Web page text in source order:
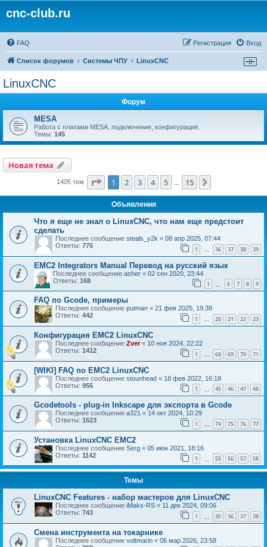
cnc-club.ru
FAQ Вход
Регистрация
Список форумов Системы ЧПУ LinuxCNC
LinuxCNC
Форум
MESA
Работа с платами MESA, подключение, конфигурация.
Темы: 145
Новая тема
1405 тем Страница из 15
1 2 3 4 5 15
Объявления
Что я еще не знал о LinuxCNC, что нам еще предстоит
сделать
Последнее сообщение steals_y2k « 08 апр 2025, 07:44
Ответы: 775 1 … 36 37 38 39
EMC2 Integrators Manual Перевод на русский язык
Последнее сообщение asher « 02 сен 2020, 23:44
Ответы: 168 1 6 7 8 9
FAQ по Gcode, примеры
Последнее сообщение putman « 21 фев 2025, 19:38
Ответы: 442 1 … 20 21 22 23
Конфигурация EMC2 LinuxCNC
Последнее сообщение Zver« 10 ноя 2024, 22:22
Ответы: 1412 1 … 68 69 70 71
[WIKI] FAQ по EMC2 LinuxCNC
Последнее сообщение stounhead « 18 фев 2022, 16:18
Ответы: 955 1 45 46 47 48
Gcodetools - plug-in Inkscape для экспорта в Gcode
Последнее сообщение a321 « 14 окт 2024, 10:29
Ответы: 1523 1 … 74 75 76 77
Установка LinuxCNC EMC2
Последнее сообщение Serg « 05 июн 2021, 18:16
Ответы: 1142 1 55 56 57 58
Темы
LinuxCNC Features - набор мастеров для LinuxCNC
Последнее сообщение iMaks-RS « 11 дек 2024, 09:06
Ответы: 743 1 35 36 37 38
Смена инструмента на токарнике
Последнее сообщение voltmarin « 06 мар 2026, 23:58